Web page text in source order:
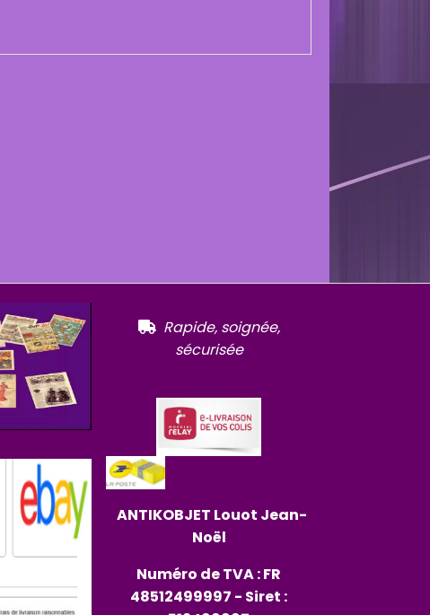
 Rapide, soignée,
sécurisée
ANTIKOBJET Louot Jean-
Noël
Numéro de TVA : FR
48512499997 - Siret :